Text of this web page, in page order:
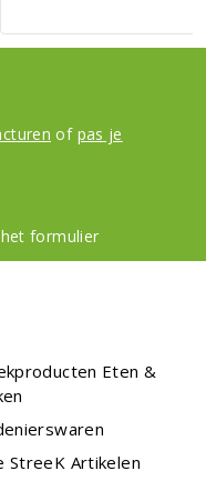
of pas je
formulier
Eten &
StreeK Artikelen